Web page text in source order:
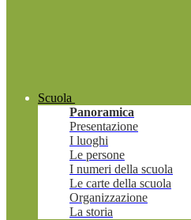
Scuola
Panoramica
Presentazione
I luoghi
Le persone
I numeri della scuola
Le carte della scuola
Organizzazione
La storia